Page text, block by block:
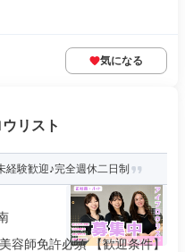
気になる
リスト
経験歓迎♪完全週休二日制
容師免許必須 【歓迎条件】